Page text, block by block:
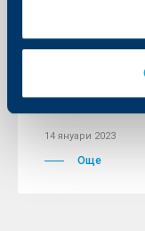
работят
14 януари 2023
Още